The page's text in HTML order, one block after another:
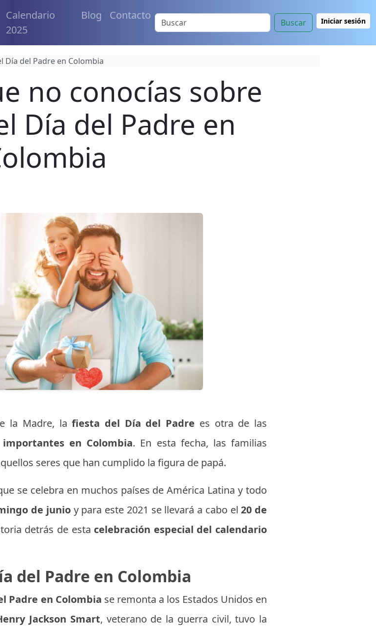
Calendario
2025
Blog Contacto
Buscar Iniciar sesión
Día del Padre en Colombia
no conocías sobre
Día del Padre en
la Madre, la fiesta del Día del Padre es otra de las
en Colombia. En esta fecha, las familias
seres que han cumplido la figura de papá.
se celebra en muchos países de América Latina y todo
de junioy para este 2021 se llevará a cabo el20 de
detrás de esta celebración especial del calendario
del Padre en Colombia
Padre en Colombia se remonta a los Estados Unidos en
Jackson Smart, veterano de la guerra civil, tuvo la